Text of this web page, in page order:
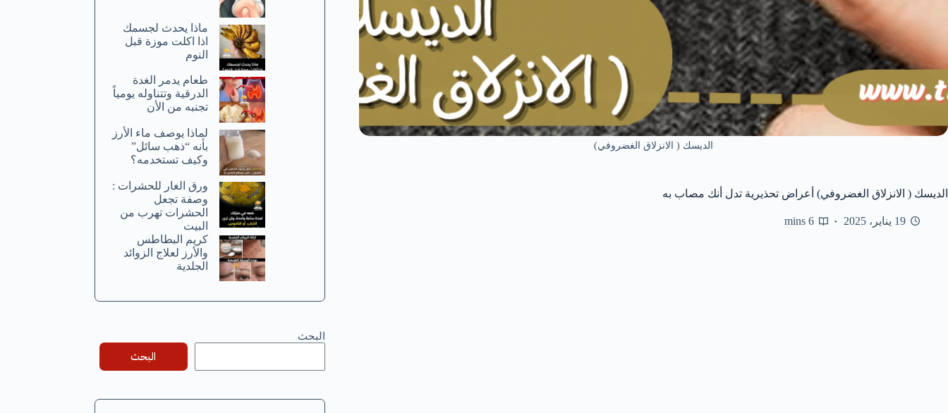
الديسك ( الانزلاق الغضروفي)
الديسك ( الانزلاق الغضروفي) أعراض تحذيرية تدل أنك مصاب به
19 يناير، 2025 6 mins
ماذا يحدث لجسمك
اذا اكلت موزة قبل
النوم
طعام يدمر الغدة
الدرقية وتتناوله يومياً
تجنبه من الأن
لماذا يوصف ماء الأرز
بأنه “ذهب سائل”
وكيف تستخدمه؟
ورق الغار للحشرات :
وصفة تجعل
الحشرات تهرب من
البيت
كريم البطاطس
والأرز لعلاج الزوائد
الجلدية
البحث
البحث